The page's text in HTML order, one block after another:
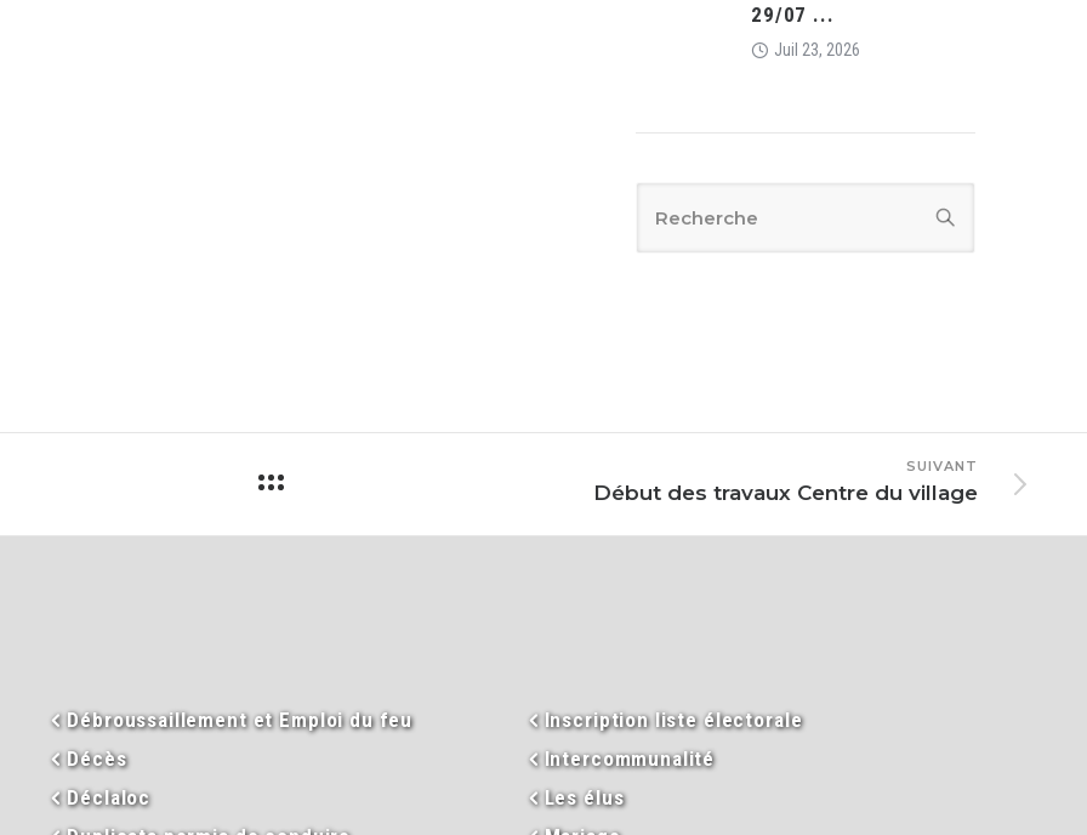
29/07 ...
Juil 23, 2026
SUIVANT
Début des travaux Centre du village
Débroussaillement et Emploi du feu
Décès
Déclaloc
Inscription liste électorale
Intercommunalité
Les élus